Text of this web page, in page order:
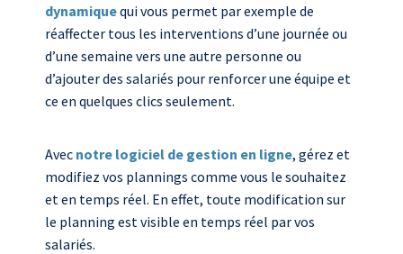
dynamiquequi vous permet par exemple de
réaffecter tous les interventions d’une journée ou
d’une semaine vers une autre personne ou
d’ajouter des salariés pour renforcer une équipe et
ce en quelques clics seulement.
Avec notre logiciel de gestion en ligne, gérez et
modifiez vos plannings comme vous le souhaitez
et en temps réel. En effet, toute modification sur
le planning est visible en temps réel par vos
salariés.